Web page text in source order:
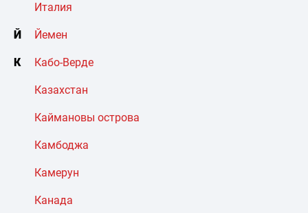
Италия
Й Йемен
К Кабо-Верде
Казахстан
Каймановы острова
Камбоджа
Камерун
Канада